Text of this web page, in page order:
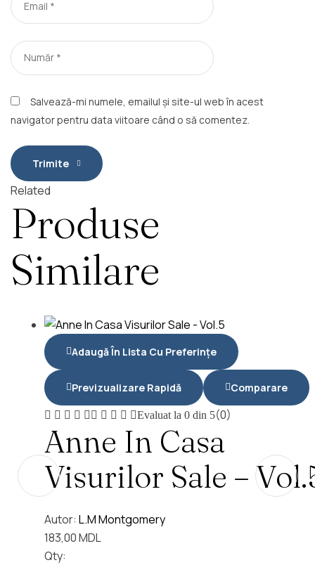
Salvează-mi numele, emailul și site-ul web în acest
navigator pentru data viitoare când o să comentez.
Trimite
Related
Produse
Similare
Adaugă În Lista Cu Preferințe
Previzualizare Rapidă Comparare
Evaluat la 0 din 5(0)
Anne In Casa
Visurilor Sale –
Autor: L.M Montgomery
183,00MDL
Qty: